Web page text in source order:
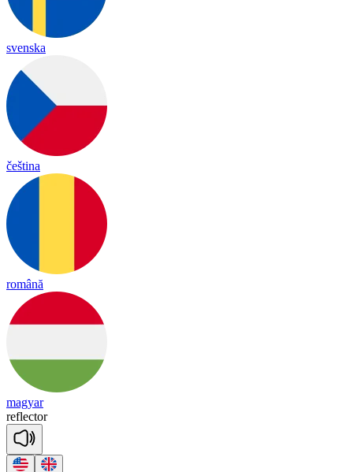
svenska
čeština
română
magyar
reflector